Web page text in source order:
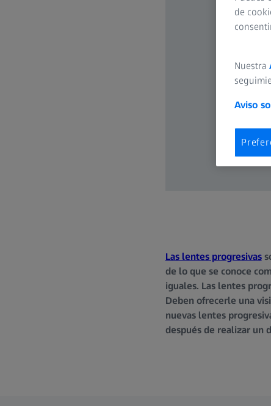
Las lentes progresivas
de lo que se conoce
iguales. Las lentes
Deben ofrecerle una
nuevas lentes
después de realizar un
de
Nuestra
Aviso